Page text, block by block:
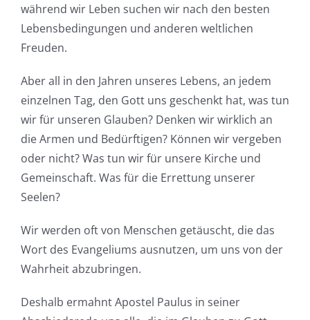
während wir Leben suchen wir nach den besten
Lebensbedingungen und anderen weltlichen
Freuden.
Aber all in den Jahren unseres Lebens, an jedem
einzelnen Tag, den Gott uns geschenkt hat, was tun
wir für unseren Glauben? Denken wir wirklich an
die Armen und Bedürftigen? Können wir vergeben
oder nicht? Was tun wir für unsere Kirche und
Gemeinschaft. Was für die Errettung unserer
Seelen?
Wir werden oft von Menschen getäuscht, die das
Wort des Evangeliums ausnutzen, um uns von der
Wahrheit abzubringen.
Deshalb ermahnt Apostel Paulus in seiner